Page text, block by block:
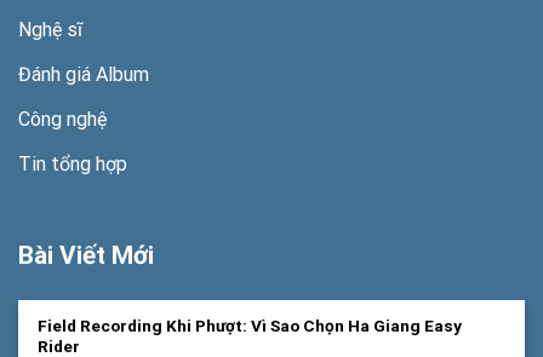
Nghệ sĩ
Đánh giá Album
Công nghệ
Tin tổng hợp
Bài Viết Mới
Field Recording Khi Phượt: Vì Sao Chọn Ha Giang Easy
Rider